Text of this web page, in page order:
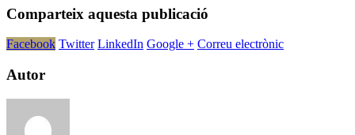
Comparteix aquesta publicació
Facebook Twitter LinkedIn Google + Correu electrònic
Autor